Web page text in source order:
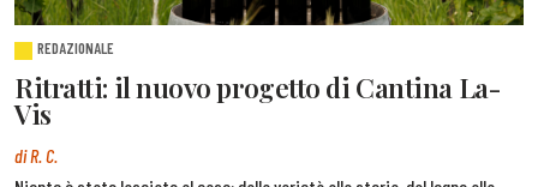
REDAZIONALE
Ritratti: il nuovo progetto di Cantina La-
Vis
di R. C.